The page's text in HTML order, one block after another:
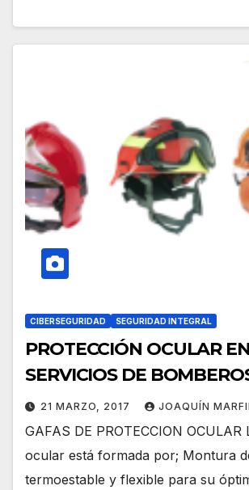
CIBERSEGURIDAD SEGURIDAD INTEGRAL
PROTECCIÓN OCULAR
SERVICIOS DE
21 MARZO, 2017 JOAQUÍN
GAFAS DE PROTECCION
ocular está formada por; Montura
termoestable y flexible para su